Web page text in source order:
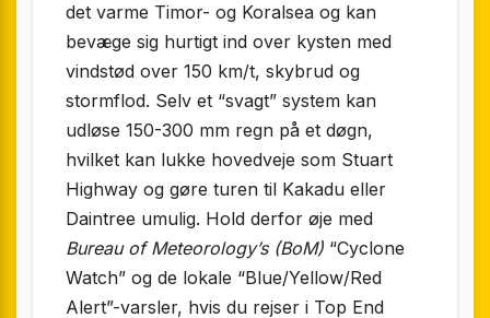
det varme Timor- og Koralsea og kan
bevæge sig hurtigt ind over kysten med
vindstød over 150 km/t, skybrud og
stormflod. Selv et “svagt” system kan
udløse 150-300 mm regn på et døgn,
hvilket kan lukke hovedveje som Stuart
Highway og gøre turen til Kakadu eller
Daintree umulig. Hold derfor øje med
Bureau of Meteorology’s (BoM) “Cyclone
Watch” og de lokale “Blue/Yellow/Red
Alert”-varsler, hvis du rejser i Top End